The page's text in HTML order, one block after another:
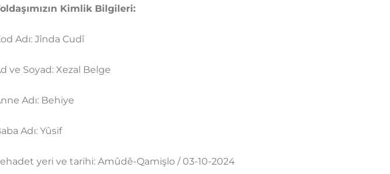
Kimlik Bilgileri:
Adı: Jînda Cudî
ve Soyad: Xezal Belge
Adı: Behiye
Adı: Yûsif
yeri ve tarihi: Amûdê-Qamişlo / 03-10-2024